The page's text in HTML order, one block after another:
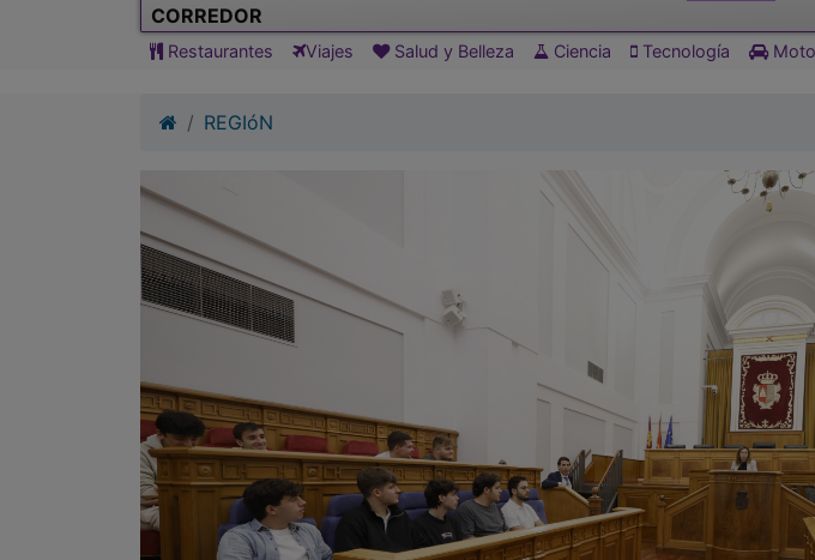
CORREDOR
Restaurantes Viajes Salud y Belleza Ciencia Tecnología
REGIóN